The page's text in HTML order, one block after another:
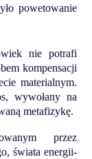
powetowanie
nie potrafi
kompensacji
materialnym.
wywołany na
metafizykę.
przez
świata energii-